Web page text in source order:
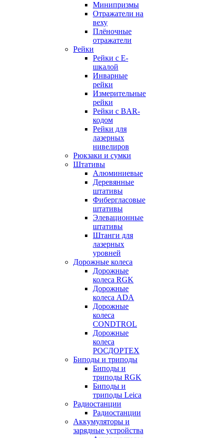
Минипризмы
Отражатели на
веху
Плёночные
отражатели
Рейки
Рейки с E-
шкалой
Инварные
рейки
Измерительные
рейки
Рейки с BAR-
кодом
Рейки для
лазерных
нивелиров
Рюкзаки и сумки
Штативы
Алюминиевые
Деревянные
штативы
Фибергласовые
штативы
Элевационные
штативы
Штанги для
лазерных
уровней
Дорожные колеса
Дорожные
колеса RGK
Дорожные
колеса ADA
Дорожные
колеса
CONDTROL
Дорожные
колеса
РОСДОРТЕХ
Биподы и триподы
Биподы и
триподы RGK
Биподы и
триподы Leica
Радиостанции
Радиостанции
Аккумуляторы и
зарядные устройства